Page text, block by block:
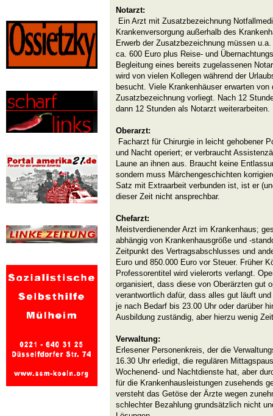
Notarzt:
Ein Arzt mit Zusatzbezeichnung
Krankenversorgung außerhalb des
Erwerb der Zusatzbezeichnung müssen
ca. 600 Euro plus Reise- und
Begleitung eines bereits zugelassenen
wird von vielen Kollegen während der
besucht. Viele Krankenhäuser erwarten
Zusatzbezeichnung vorliegt. Nach 12
dann 12 Stunden als Notarzt weiterarbeiten.
Oberarzt:
Facharzt für Chirurgie in leicht gehobener
und Nacht operiert; er verbraucht
Laune an ihnen aus. Braucht keine
sondern muss Märchengeschichten
Satz mit Extraarbeit verbunden ist, ist er
dieser Zeit nicht ansprechbar.
Chefarzt:
Meistverdienender Arzt im Krankenhaus;
abhängig von Krankenhausgröße und -
Zeitpunkt des Vertragsabschlusses und
Euro und 850.000 Euro vor Steuer. Früher
Professorentitel wird vielerorts verlangt.
organisiert, dass diese von Oberärzten gut
verantwortlich dafür, dass alles gut läuft
je nach Bedarf bis 23.00 Uhr oder darüber
Ausbildung zuständig, aber hierzu wenig
Verwaltung:
Erlesener Personenkreis, der die
16.30 Uhr erledigt, die regulären
Wochenend- und Nachtdienste hat, aber
für die Krankenhausleistungen zusehends
versteht das Getöse der Ärzte wegen
schlechter Bezahlung grundsätzlich nicht